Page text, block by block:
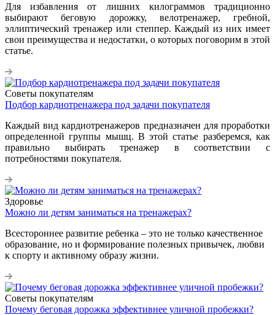
Для избавления от лишних килограммов традиционно
выбирают беговую дорожку, велотренажер, гребной,
эллиптический тренажер или степпер. Каждый из них имеет
свои преимущества и недостатки, о которых поговорим в этой
статье.
Советы покупателям
Подбор кардиотренажера под задачи покупателя
Каждый вид кардиотренажеров предназначен для проработки
определенной группы мышц. В этой статье разберемся, как
правильно выбирать тренажер в соответствии с
потребностями покупателя.
Здоровье
Можно ли детям заниматься на тренажерах?
Всестороннее развитие ребенка – это не только качественное
образование, но и формирование полезных привычек, любви
к спорту и активному образу жизни.
Советы покупателям
Почему беговая дорожка эффективнее уличной пробежки?